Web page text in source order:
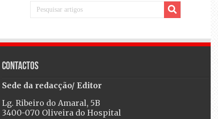
Contactos
Sede da redacção/ Editor
Lg. Ribeiro do Amaral, 5B
3400-070 Oliveira do Hospital